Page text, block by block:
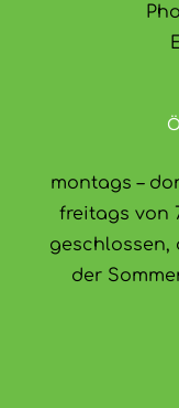
montags –
freitags von
geschlossen,
der